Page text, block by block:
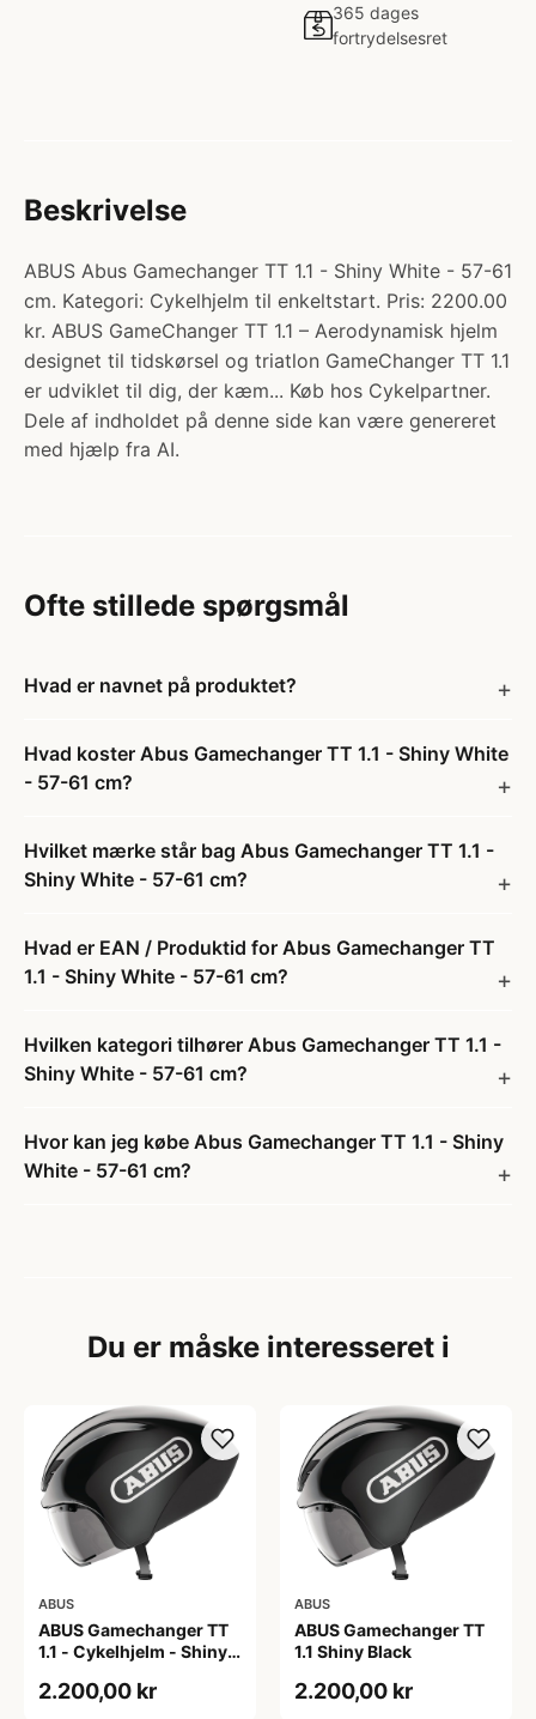
365 dages
fortrydelsesret
Beskrivelse
ABUS Abus Gamechanger TT 1.1 - Shiny White - 57-61
cm. Kategori: Cykelhjelm til enkeltstart. Pris: 2200.00
kr. ABUS GameChanger TT 1.1 – Aerodynamisk hjelm
designet til tidskørsel og triatlon GameChanger TT 1.1
er udviklet til dig, der kæm... Køb hos Cykelpartner.
Dele af indholdet på denne side kan være genereret
med hjælp fra AI.
Ofte stillede spørgsmål
Hvad er navnet på produktet?
Hvad koster Abus Gamechanger TT 1.1 - Shiny White
- 57-61 cm?
Hvilket mærke står bag Abus Gamechanger TT 1.1 -
Shiny White - 57-61 cm?
Hvad er EAN / Produktid for Abus Gamechanger TT
1.1 - Shiny White - 57-61 cm?
Hvilken kategori tilhører Abus Gamechanger TT 1.1 -
Shiny White - 57-61 cm?
Hvor kan jeg købe Abus Gamechanger TT 1.1 - Shiny
White - 57-61 cm?
Du er måske interesseret i
ABUS
ABUS Gamechanger TT
1.1 - Cykelhjelm - Shiny
2.200,00 kr
ABUS
ABUS Gamechanger TT
1.1 Shiny Black
2.200,00 kr